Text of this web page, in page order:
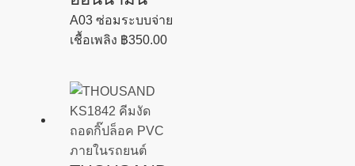
A03 ซ่อมระบบจ่าย
เชื้อเพลิง ฿350.00